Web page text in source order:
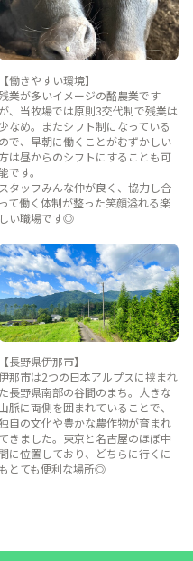
【働きやすい環境】
業が多いイメージの酪農業です
が、当牧場では原則3交代制で残業は
なめ。またシフト制になっている
ので、早朝に働くことがむずかしい
は昼からのシフトにすることも可
です。
スタッフみんな仲が良く、協力し合
って働く体制が整った笑顔溢れる楽
しい職場です◎
【長野県伊那市】
那市は2つの日本アルプスに挟まれ
た長野県南部の谷間のまち。大きな
脈に両側を囲まれていることで、
自の文化や豊かな農作物が育まれ
てきました。東京と名古屋のほぼ中
間に位置しており、どちらに行くに
もとても便利な場所◎